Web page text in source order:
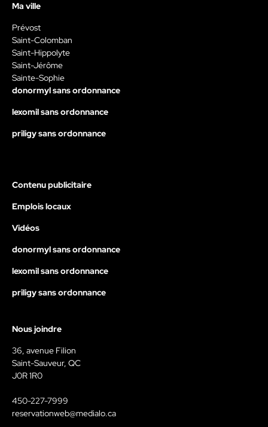
Ma ville
Prévost
Saint-Colomban
Saint-Hippolyte
Saint-Jérôme
Sainte-Sophie
donormyl sans ordonnance
lexomil sans ordonnance
priligy sans ordonnance
Contenu publicitaire
Emplois locaux
Vidéos
donormyl sans ordonnance
lexomil sans ordonnance
priligy sans ordonnance
Nous joindre
36, avenue Filion
Saint-Sauveur, QC
J0R 1R0
450-227-7999
reservationweb@medialo.ca